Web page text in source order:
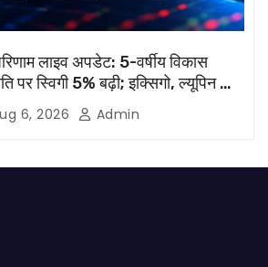
लाइव अपडेट: 5-वर्षीय विकास
पर स्विगी 5% बढ़ी; इक्सिगो, ल्यूपिन की
आज6, 2026 Admin